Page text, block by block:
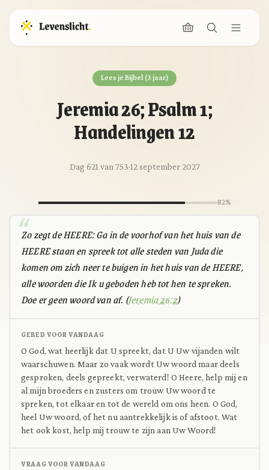
Lees je Bijbel (3 jaar)
Jeremia 26; Psalm 1;
Handelingen 12
Dag 621 van 753·12 september 2027
82%
Zo zegt de HEERE: Ga in de voorhof van het huis van de
HEERE staan en spreek tot alle steden van Juda die
komen om zich neer te buigen in het huis van de HEERE,
alle woorden die Ik u geboden heb tot hen te spreken.
Doe er geen woord van af. (Jeremia 26:2)
GEBED VOOR VANDAAG
O God, wat heerlijk dat U spreekt, dat U Uw vijanden wilt
waarschuwen. Maar zo vaak wordt Uw woord maar deels
gesproken, deels gepreekt, verwaterd! O Heere, help mij en
al mijn broeders en zusters om trouw Uw woord te
spreken, tot elkaar en tot de wereld om ons heen. O God,
heel Uw woord, of het nu aantrekkelijk is of afstoot. Wat
het ook kost, help mij trouw te zijn aan Uw Woord!
VRAAG VOOR VANDAAG